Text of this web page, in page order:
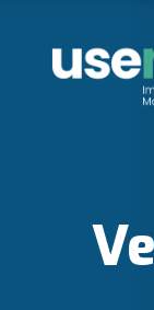
Huisvesting
Producten